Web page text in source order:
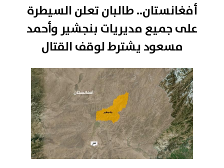
أفغانستان.. طالبان تعلن السيطرة
على جميع مديريات بنجشير وأحمد
مسعود يشترط لوقف القتال